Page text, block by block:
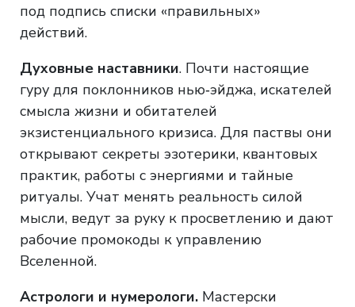
под подпись списки «правильных»
действий.
Духовные наставники. Почти настоящие
гуру для поклонников нью‑эйджа, искателей
смысла жизни и обитателей
экзистенциального кризиса. Для паствы они
открывают секреты эзотерики, квантовых
практик, работы с энергиями и тайные
ритуалы. Учат менять реальность силой
мысли, ведут за руку к просветлению и дают
рабочие промокоды к управлению
Вселенной.
Астрологи и нумерологи. Мастерски